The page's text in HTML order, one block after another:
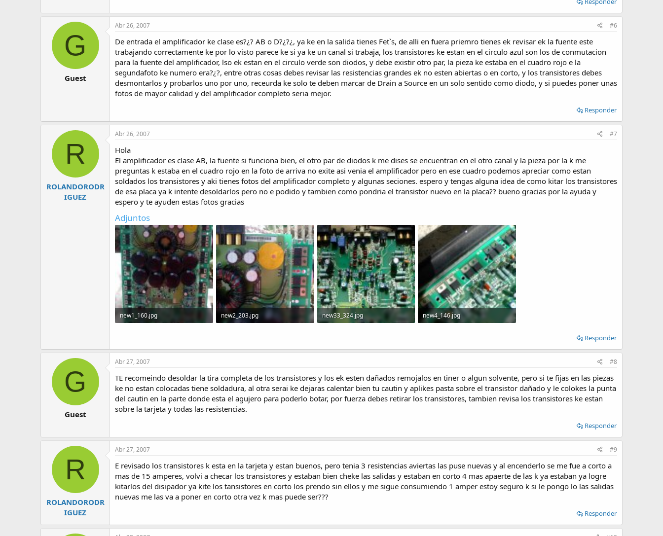
G
Guest
Abr 26, 2007 #6
De entrada el amplificador ke clase es?¿? AB o D?¿?¿, ya ke en la salida tienes Fet`s, de alli en fuera priemro tienes ek revisar ek la fuente este
trabajando correctamente ke por lo visto parece ke si ya ke un canal si trabaja, los transistores ke estan en el circulo azul son los de conmutacion
para la fuente del amplificador, lso ek estan en el circulo verde son diodos, y debe existir otro par, la pieza ke estaba en el cuadro rojo e la
segundafoto ke numero era?¿?, entre otras cosas debes revisar las resistencias grandes ek no esten abiertas o en corto, y los transistores debes
desmontarlos y probarlos uno por uno, receurda ke solo te deben marcar de Drain a Source en un solo sentido como diodo, y si puedes poner unas
fotos de mayor calidad y del amplificador completo seria mejor.
Responder
R
ROLANDORODR
IGUEZ
Abr 26, 2007 #7
Hola
El amplificador es clase AB, la fuente si funciona bien, el otro par de diodos k me dises se encuentran en el otro canal y la pieza por la k me
preguntas k estaba en el cuadro rojo en la foto de arriva no exite asi venia el amplificador pero en ese cuadro podemos apreciar como estan
soldados los transistores y aki tienes fotos del amplificador completo y algunas seciones. espero y tengas alguna idea de como kitar los transistores
de esa placa ya k intente desoldarlos pero no e podido y tambien como pondria el transistor nuevo en la placa?? bueno gracias por la ayuda y
espero y te ayuden estas fotos gracias
Adjuntos
new1_160.jpg
new2_203.jpg
new33_324.jpg
new4_146.jpg
Responder
G
Guest
Abr 27, 2007 #8
TE recomeindo desoldar la tira completa de los transistores y los ek esten dañados remojalos en tiner o algun solvente, pero si te fijas en las piezas
ke no estan colocadas tiene soldadura, al otra serai ke dejaras calentar bien tu cautin y aplikes pasta sobre el transistor dañado y le colokes la punta
del cautin en la parte donde esta el agujero para poderlo botar, por fuerza debes retirar los transistores, tambien revisa los transistores ke estan
sobre la tarjeta y todas las resistencias.
Responder
R
ROLANDORODR
IGUEZ
Abr 27, 2007 #9
E revisado los transistores k esta en la tarjeta y estan buenos, pero tenia 3 resistencias aviertas las puse nuevas y al encenderlo se me fue a corto a
mas de 15 amperes, volvi a checar los transistores y estaban bien cheke las salidas y estaban en corto 4 mas apaerte de las k ya estaban ya logre
kitarlos del disipador ya kite los tansistores en corto los prendo sin ellos y me sigue consumiendo 1 amper estoy seguro k si le pongo lo las salidas
nuevas me las va a poner en corto otra vez k mas puede ser???
Responder